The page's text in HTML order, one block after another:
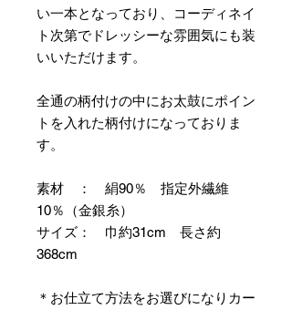
い一本となっており、コーディネイ
ト次第でドレッシーな雰囲気にも装
いいただけます。
全通の柄付けの中にお太鼓にポイン
トを入れた柄付けになっておりま
す。
素材 ： 絹90％ 指定外繊維
10％（金銀糸）
サイズ： 巾約31cm 長さ約
368cm
＊お仕立て方法をお選びになりカー